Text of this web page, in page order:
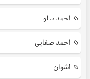
احمد سلو
احمد صفایی
اشوان